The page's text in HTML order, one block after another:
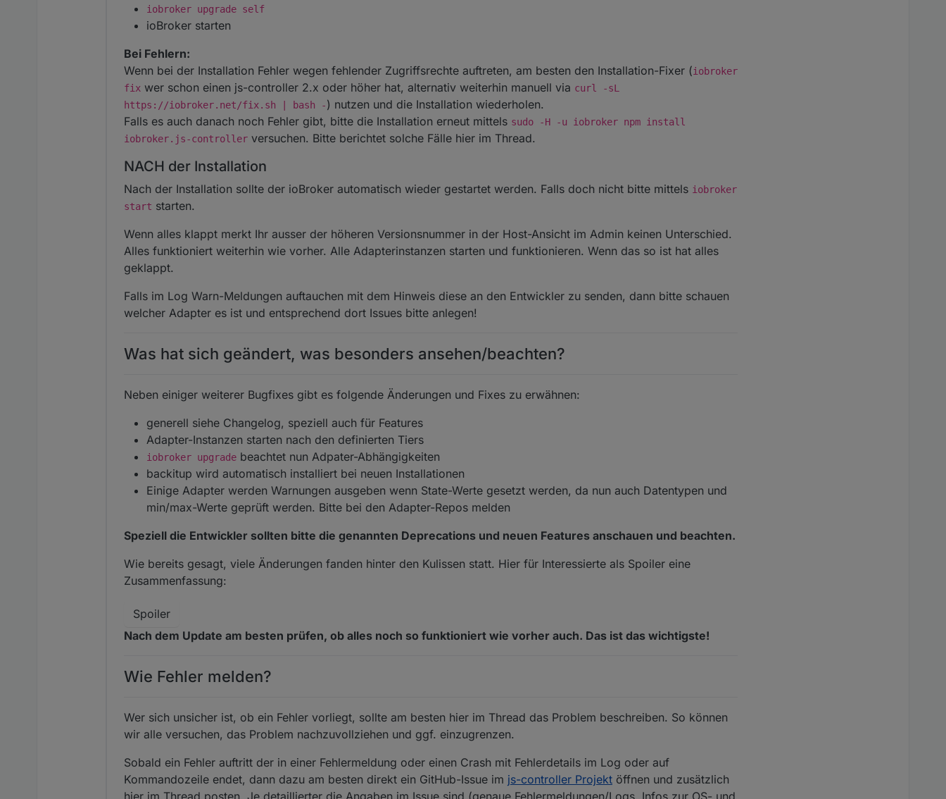
iobroker upgrade self
ioBroker starten
Bei Fehlern:
Wenn bei der Installation Fehler wegen fehlender Zugriffsrechte auftreten, am besten den Installation-Fixer (iobroker
fix wer schon einen js-controller 2.x oder höher hat, alternativ weiterhin manuell via curl -sL
https://iobroker.net/fix.sh | bash -) nutzen und die Installation wiederholen.
Falls es auch danach noch Fehler gibt, bitte die Installation erneut mittels sudo -H -u iobroker npm install
iobroker.js-controller versuchen. Bitte berichtet solche Fälle hier im Thread.
NACH der Installation
Nach der Installation sollte der ioBroker automatisch wieder gestartet werden. Falls doch nicht bitte mittels iobroker
start starten.
Wenn alles klappt merkt Ihr ausser der höheren Versionsnummer in der Host-Ansicht im Admin keinen Unterschied.
Alles funktioniert weiterhin wie vorher. Alle Adapterinstanzen starten und funktionieren. Wenn das so ist hat alles
geklappt.
Falls im Log Warn-Meldungen auftauchen mit dem Hinweis diese an den Entwickler zu senden, dann bitte schauen
welcher Adapter es ist und entsprechend dort Issues bitte anlegen!
Was hat sich geändert, was besonders ansehen/beachten?
Neben einiger weiterer Bugfixes gibt es folgende Änderungen und Fixes zu erwähnen:
generell siehe Changelog, speziell auch für Features
Adapter-Instanzen starten nach den definierten Tiers
iobroker upgrade beachtet nun Adpater-Abhängigkeiten
backitup wird automatisch installiert bei neuen Installationen
Einige Adapter werden Warnungen ausgeben wenn State-Werte gesetzt werden, da nun auch Datentypen und
min/max-Werte geprüft werden. Bitte bei den Adapter-Repos melden
Speziell die Entwickler sollten bitte die genannten Deprecations und neuen Features anschauen und beachten.
Wie bereits gesagt, viele Änderungen fanden hinter den Kulissen statt. Hier für Interessierte als Spoiler eine
Zusammenfassung:
Spoiler
Nach dem Update am besten prüfen, ob alles noch so funktioniert wie vorher auch. Das ist das wichtigste!
Wie Fehler melden?
Wer sich unsicher ist, ob ein Fehler vorliegt, sollte am besten hier im Thread das Problem beschreiben. So können
wir alle versuchen, das Problem nachzuvollziehen und ggf. einzugrenzen.
Sobald ein Fehler auftritt der in einer Fehlermeldung oder einen Crash mit Fehlerdetails im Log oder auf
Kommandozeile endet, dann dazu am besten direkt ein GitHub-Issue im js-controller Projekt öffnen und zusätzlich